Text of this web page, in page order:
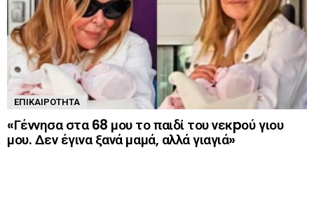
ΕΠΙΚΑΙΡΌΤΗΤΑ
«Γέννησα στα 68 μου το παιδί του νεκpού γιου
μου. Δεν έγινα ξανά μαμά, αλλά γιαγιά»